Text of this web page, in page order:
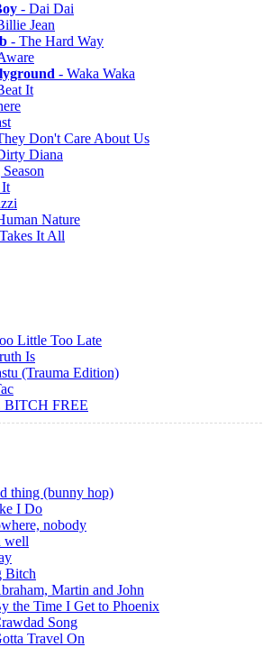
- Dai Dai
Jean
- The Hard Way
- Waka Waka
It
Don't Care About Us
Diana
It
Nature
It All
Little Too Late
Is
(Trauma Edition)
BITCH FREE
thing (bunny hop)
I Do
nobody
well
Bitch
Martin and John
the Time I Get to Phoenix
Song
Travel On